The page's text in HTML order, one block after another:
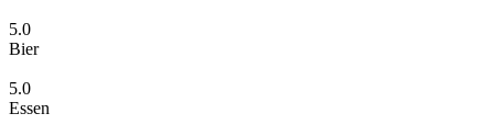
5.0
Bier
5.0
Essen